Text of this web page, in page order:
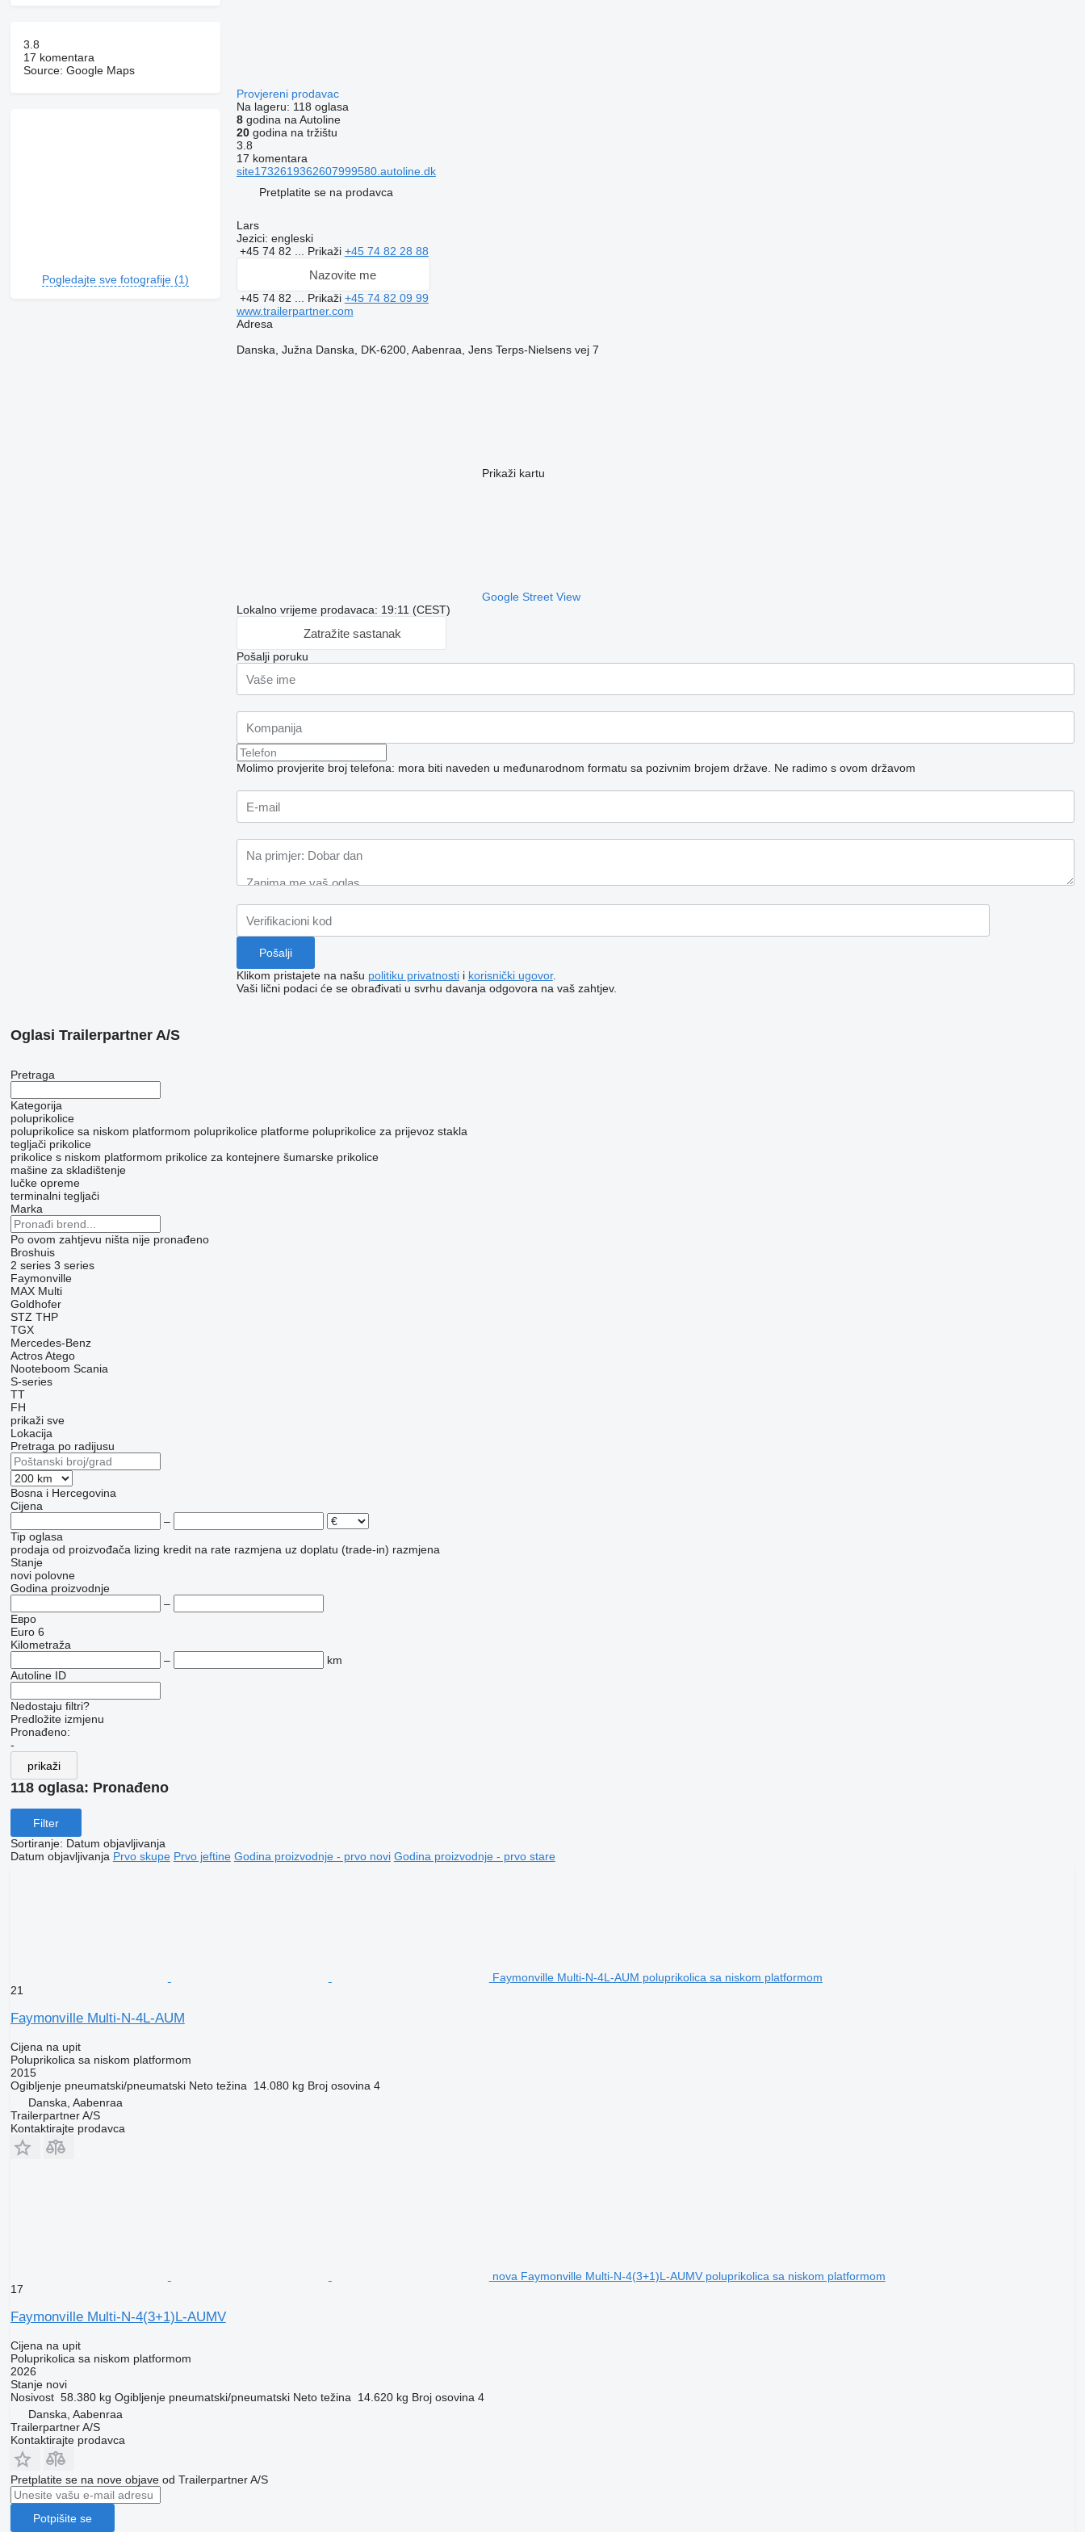
3.8
17 komentara
Source: Google Maps
Pogledajte sve fotografije (1)
Provjereni prodavac
Na lageru: 118 oglasa
8godina na Autoline
20godina na tržištu
3.8
17 komentara
site1732619362607999580.autoline.dk
Pretplatite se na prodavca
Lars
Jezici: engleski
+45 74 82 ... Prikaži +45 74 82 28 88
Nazovite me
+45 74 82 ... Prikaži +45 74 82 09 99
www.trailerpartner.com
Adresa
Danska, Južna Danska, DK-6200, Aabenraa, Jens Terps-Nielsens vej 7
Prikaži kartu
Google Street View
Lokalno vrijeme prodavaca: 19:11 (CEST)
Zatražite sastanak
Pošalji poruku
Molimo provjerite broj telefona: mora biti naveden u međunarodnom formatu sa pozivnim brojem države. Ne radimo s ovom državom
Klikom pristajete na našu politiku privatnostii korisnički ugovor.
Vaši lični podaci će se obrađivati ​​u svrhu davanja odgovora na vaš zahtjev.
Oglasi Trailerpartner A/S
Pretraga
Kategorija
poluprikolice
poluprikolice sa niskom platformom poluprikolice platforme poluprikolice za prijevoz stakla
tegljači prikolice
prikolice s niskom platformom prikolice za kontejnere šumarske prikolice
mašine za skladištenje
lučke opreme
terminalni tegljači
Marka
Po ovom zahtjevu ništa nije pronađeno
Broshuis
2 series 3 series
Faymonville
MAX Multi
Goldhofer
STZ THP
TGX
Mercedes-Benz
Actros Atego
Nooteboom Scania
S-series
TT
FH
prikaži sve
Lokacija
Pretraga po radijusu
Bosna i Hercegovina
Cijena
–
Tip oglasa
prodaja od proizvođača lizing kredit na rate razmjena uz doplatu (trade-in) razmjena
Stanje
novi polovne
Godina proizvodnje
–
Евро
Euro 6
Kilometraža
–
km
Autoline ID
Nedostaju filtri?
Predložite izmjenu
Pronađeno:
-
prikaži
118 oglasa: Pronađeno
Filter
Sortiranje: Datum objavljivanja
Datum objavljivanja Prvo skupe Prvo jeftine Godina proizvodnje - prvo novi Godina proizvodnje - prvo stare
Faymonville Multi-N-4L-AUM poluprikolica sa niskom platformom
21
Faymonville Multi-N-4L-AUM
Cijena na upit
Poluprikolica sa niskom platformom
2015
Ogibljenje pneumatski/pneumatski Neto težina 14.080 kg Broj osovina 4
Danska, Aabenraa
Trailerpartner A/S
Kontaktirajte prodavca
nova Faymonville Multi-N-4(3+1)L-AUMV poluprikolica sa niskom platformom
17
Faymonville Multi-N-4(3+1)L-AUMV
Cijena na upit
Poluprikolica sa niskom platformom
2026
Stanjenovi
Nosivost 58.380 kg Ogibljenje pneumatski/pneumatski Neto težina 14.620 kg Broj osovina 4
Danska, Aabenraa
Trailerpartner A/S
Kontaktirajte prodavca
Pretplatite se na nove objave od Trailerpartner A/S
Potpišite se